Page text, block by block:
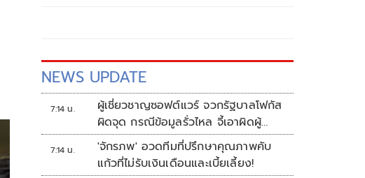
NEWS UPDATE
7:14 น.
ผู้เชี่ยวชาญซอฟต์แวร์ จวกรัฐบาลโฟกัส
ผิดจุด กรณีข้อมูลรั่วไหล จี้เอาผิดผู้
ควบคุม-เจ้าของระบบตามกฎหมาย
PDPA
7:14 น.
'จักรภพ' อวดทีมที่ปรึกษาคุณภาพคับ
แก้วที่ไม่รับเงินเดือนและเบี้ยเลี้ยง!